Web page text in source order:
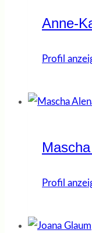
Anne-
Profil
Profil